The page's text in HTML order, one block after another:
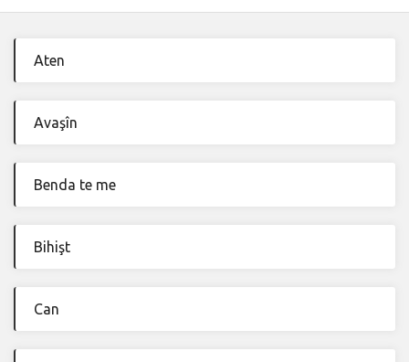
Aten
Avaşîn
Benda te me
Bihişt
Can